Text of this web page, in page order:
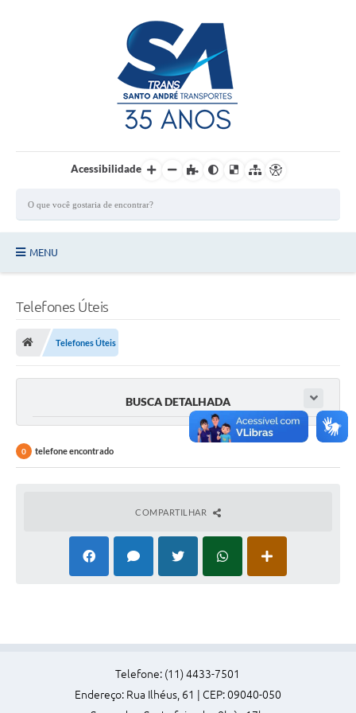
Acessibilidade
MENU
Ônibus
Taxi
Ouvidoria
Telefones Úteis
Telefones Úteis
BUSCA DETALHADA
0 telefone encontrado
COMPARTILHAR
Telefone: (11) 4433-7501
Endereço: Rua Ilhéus, 61 | CEP: 09040-050